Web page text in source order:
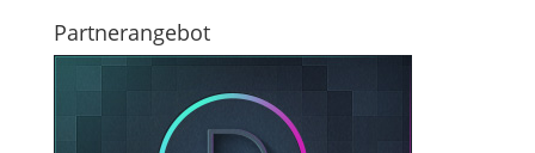
Partnerangebot